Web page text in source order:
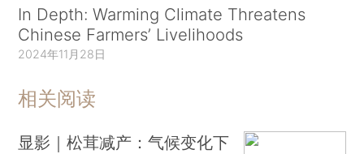
In Depth: Warming Climate Threatens
Chinese Farmers’ Livelihoods
2024年11月28日
相关阅读
显影｜松茸减产：气候变化下